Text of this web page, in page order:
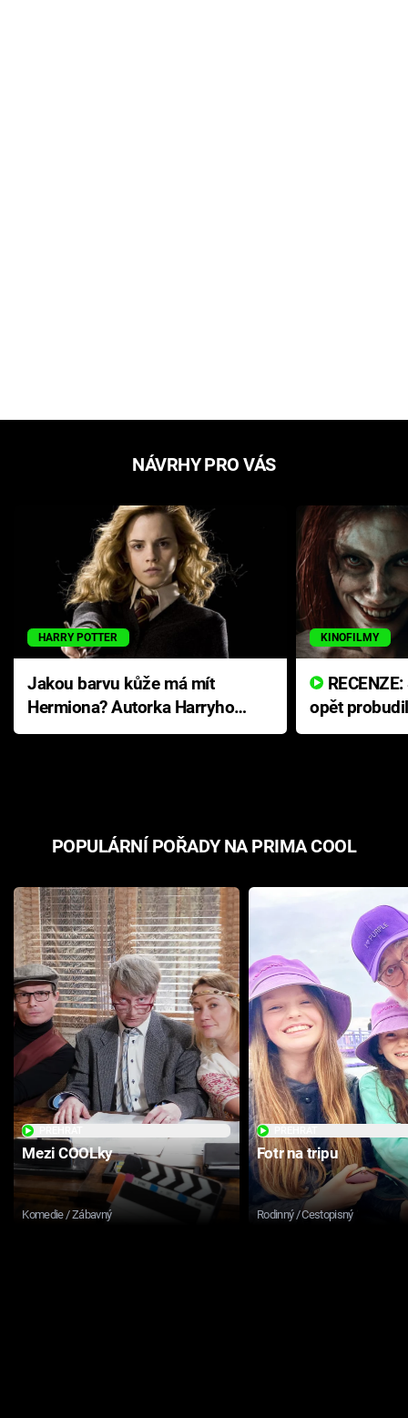
NÁVRHY PRO VÁS
HARRY POTTER
Jakou barvu kůže má mít
Hermiona? Autorka Harryho
Pottera přišla s ráznou
KINOFILMY
opět
přichází s
POPULÁRNÍ POŘADY NA PRIMA COOL
Mezi COOLky
Komedie / Zábavný
Fotr na tripu
Rodinný / Cestopisný